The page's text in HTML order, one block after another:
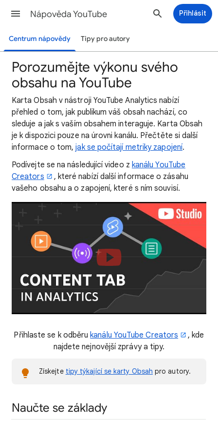
Nápověda YouTube Přihlásit
Centrum nápovědy Tipy pro autory
Porozumějte výkonu svého
obsahu na YouTube
Karta Obsah v nástroji YouTube Analytics nabízí
přehled o tom, jak publikum váš obsah nachází, co
sleduje a jak s vaším obsahem interaguje. Karta Obsah
je k dispozici pouze na úrovni kanálu. Přečtěte si další
informace o tom,jak se počítají metriky zapojení.
Podívejte se na následující video z kanálu YouTube
Creators
, které nabízí další informace o zásahu
vašeho obsahu a o zapojení, které s ním souvisí.
Přihlaste se k odběrukanálu YouTube Creators
, kde
najdete nejnovější zprávy a tipy.
Získejte tipy týkající se karty Obsah pro autory.
Naučte se základy